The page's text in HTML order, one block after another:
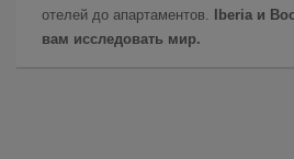
отелей до апартаментов.
Iberia и
вам исследовать мир.